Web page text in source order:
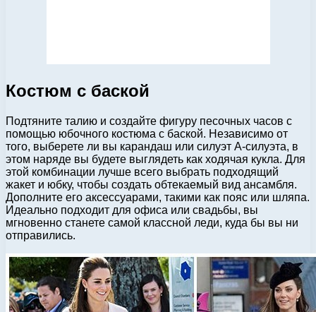
Костюм с баской
Подтяните талию и создайте фигуру песочных часов с
помощью юбочного костюма с баской. Независимо от
того, выберете ли вы карандаш или силуэт А-силуэта, в
этом наряде вы будете выглядеть как ходячая кукла. Для
этой комбинации лучше всего выбрать подходящий
жакет и юбку, чтобы создать обтекаемый вид ансамбля.
Дополните его аксессуарами, такими как пояс или шляпа.
Идеально подходит для офиса или свадьбы, вы
мгновенно станете самой классной леди, куда бы вы ни
отправились.